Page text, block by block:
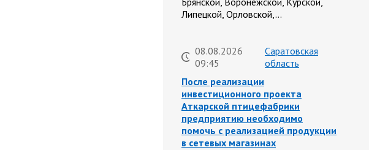
Липецкой, Орловской,…
08.08.2026
09:45
Саратовская
область
После реализации
инвестиционного проекта
Аткарской птицефабрики
предприятию необходимо
помочь с реализацией продукции
в сетевых магазинах